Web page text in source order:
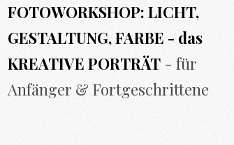
FOTOWORKSHOP: LICHT,
GESTALTUNG, FARBE - das
KREATIVE PORTRÄT - für
Anfänger & Fortgeschrittene